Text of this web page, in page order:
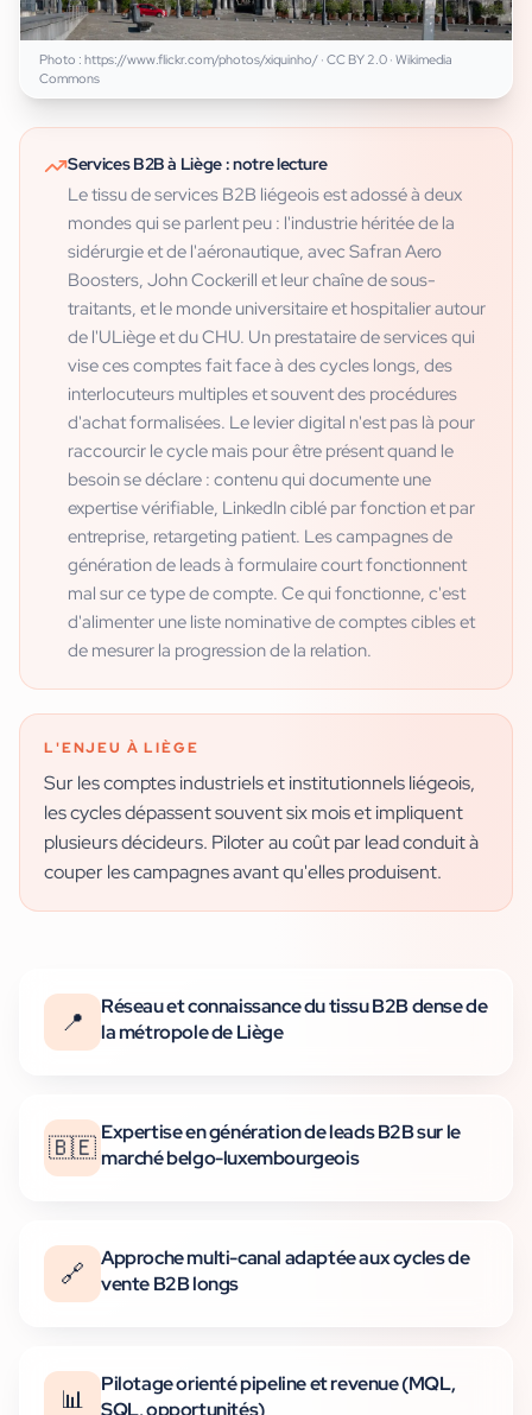
Photo : https://www.flickr.com/photos/xiquinho/ · CC BY 2.0 · Wikimedia
Commons
Services B2Bà Liège: notre lecture
Le tissu de services B2B liégeois est adossé à deux
mondes qui se parlent peu : l'industrie héritée de la
sidérurgie et de l'aéronautique, avec Safran Aero
Boosters, John Cockerill et leur chaîne de sous-
traitants, et le monde universitaire et hospitalier autour
de l'ULiège et du CHU. Un prestataire de services qui
vise ces comptes fait face à des cycles longs, des
interlocuteurs multiples et souvent des procédures
d'achat formalisées. Le levier digital n'est pas là pour
raccourcir le cycle mais pour être présent quand le
besoin se déclare : contenu qui documente une
expertise vérifiable, LinkedIn ciblé par fonction et par
entreprise, retargeting patient. Les campagnes de
génération de leads à formulaire court fonctionnent
mal sur ce type de compte. Ce qui fonctionne, c'est
d'alimenter une liste nominative de comptes cibles et
de mesurer la progression de la relation.
L'ENJEU ÀLIÈGE
Sur les comptes industriels et institutionnels liégeois,
les cycles dépassent souvent six mois et impliquent
plusieurs décideurs. Piloter au coût par lead conduit à
couper les campagnes avant qu'elles produisent.
📍
Réseau et connaissance du tissu B2B dense de
la métropole de Liège
🇧🇪
Expertise en génération de leads B2B sur le
marché belgo-luxembourgeois
🔗
Approche multi-canal adaptée aux cycles de
vente B2B longs
📊
Pilotage orienté pipeline et revenue (MQL,
SQL, opportunités)